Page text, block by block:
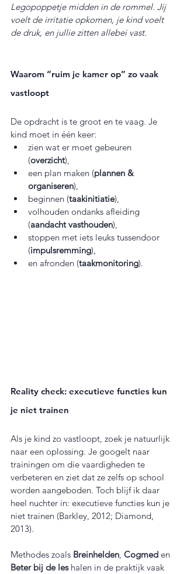
Legopoppetje midden in de rommel. Jij
voelt de irritatie opkomen, je kind voelt
de druk, en jullie zitten allebei vast.
Waarom “ruim je kamer op” zo vaak
vastloopt
De opdracht is te groot en te vaag. Je
kind moet in één keer:
zien wat er moet gebeuren
(overzicht),
een plan maken (plannen &
organiseren),
beginnen (taakinitiatie),
volhouden ondanks afleiding
(aandacht vasthouden),
stoppen met iets leuks tussendoor
(impulsremming),
en afronden (taakmonitoring).
Reality check: executieve functies kun
je niet trainen
Als je kind zo vastloopt, zoek je natuurlijk
naar een oplossing. Je googelt naar
trainingen om die vaardigheden te
verbeteren en ziet dat ze zelfs op school
worden aangeboden. Toch blijf ik daar
heel nuchter in: executieve functies kun je
niet trainen (Barkley, 2012; Diamond,
2013).
Methodes zoals Breinhelden, Cogmed en
Beter bij de les halen in de praktijk vaak